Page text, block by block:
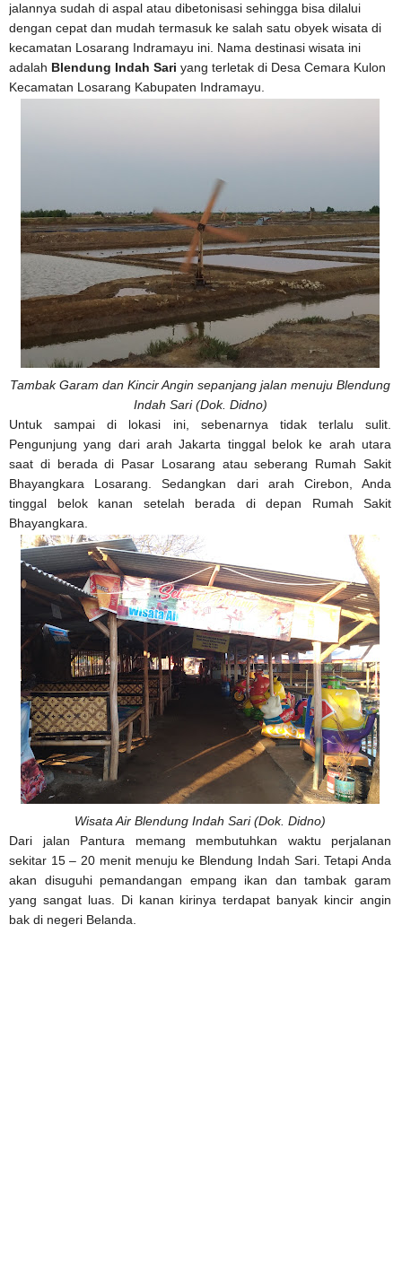
jalannya sudah di aspal atau dibetonisasi sehingga bisa dilalui
dengan cepat dan mudah termasuk ke salah satu obyek wisata di
kecamatan Losarang Indramayu ini. Nama destinasi wisata ini
adalah Blendung Indah Sari yang terletak di Desa Cemara Kulon
Kecamatan Losarang Kabupaten Indramayu.
Tambak Garam dan Kincir Angin sepanjang jalan menuju Blendung
Indah Sari (Dok. Didno)
Untuk sampai di lokasi ini, sebenarnya tidak terlalu sulit.
Pengunjung yang dari arah Jakarta tinggal belok ke arah utara
saat di berada di Pasar Losarang atau seberang Rumah Sakit
Bhayangkara Losarang. Sedangkan dari arah Cirebon, Anda
tinggal belok kanan setelah berada di depan Rumah Sakit
Bhayangkara.
Wisata Air Blendung Indah Sari (Dok. Didno)
Dari jalan Pantura memang membutuhkan waktu perjalanan
sekitar 15 – 20 menit menuju ke Blendung Indah Sari. Tetapi Anda
akan disuguhi pemandangan empang ikan dan tambak garam
yang sangat luas. Di kanan kirinya terdapat banyak kincir angin
bak di negeri Belanda.